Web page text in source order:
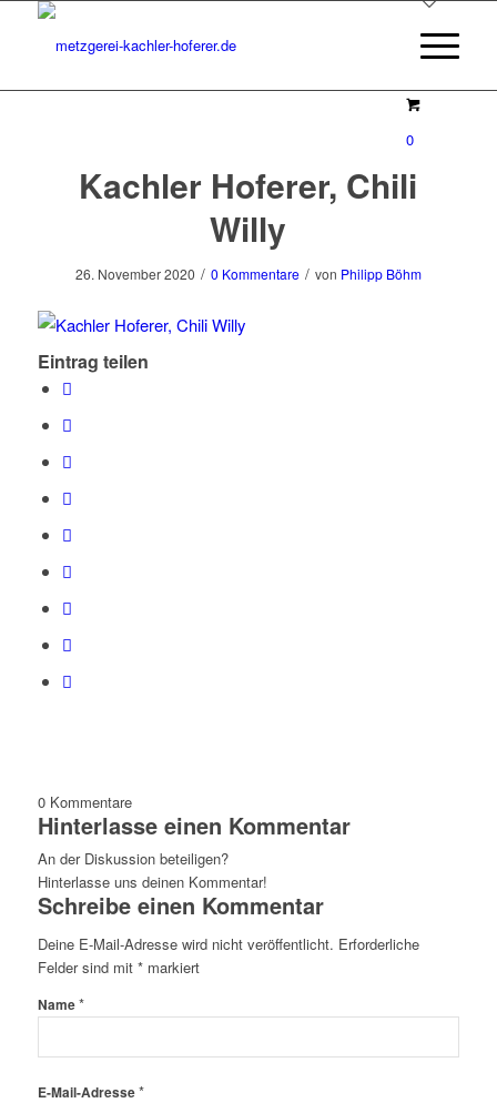
0
Kachler Hoferer, Chili
Willy
26. November 2020 / 0 Kommentare / von Philipp Böhm
Eintrag teilen
0 Kommentare
Hinterlasse einen Kommentar
An der Diskussion beteiligen?
Hinterlasse uns deinen Kommentar!
Schreibe einen Kommentar
Deine E-Mail-Adresse wird nicht veröffentlicht. Erforderliche
Felder sind mit *markiert
Name*
E-Mail-Adresse*